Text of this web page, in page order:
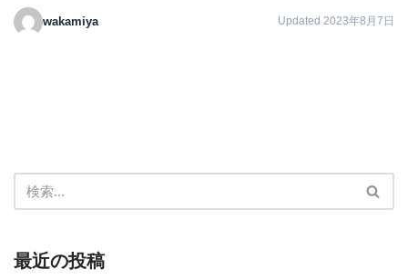
wakamiya Updated 2023年8月7日
最近の投稿